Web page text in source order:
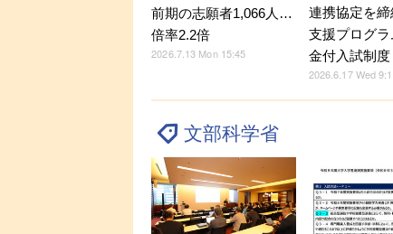
前期の志願者1,066人…
倍率2.2倍
2026.7.13 Mon 15:45
連携協定を
支援プログ
金付入試制度
2026.6.17 Wed
文部科学省